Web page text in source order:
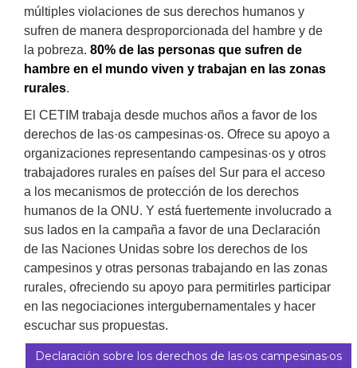
múltiples violaciones de sus derechos humanos y
sufren de manera desproporcionada del hambre y de
la pobreza. 80% de las personas que sufren de
hambre en el mundo viven y trabajan en las zonas
rurales.
El CETIM trabaja desde muchos años a favor de los
derechos de las·os campesinas·os. Ofrece su apoyo a
organizaciones representando campesinas·os y otros
trabajadores rurales en países del Sur para el acceso
a los mecanismos de protección de los derechos
humanos de la ONU. Y está fuertemente involucrado a
sus lados en la campaña a favor de una Declaración
de las Naciones Unidas sobre los derechos de los
campesinos y otras personas trabajando en las zonas
rurales, ofreciendo su apoyo para permitirles participar
en las negociaciones intergubernamentales y hacer
escuchar sus propuestas.
Declaración sobre los derechos de las·os campesinas·os